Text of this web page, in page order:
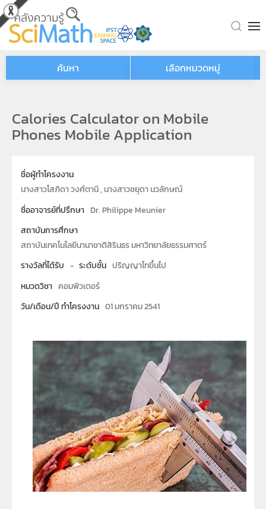
Skip to main content
ค้นหา เลือกหมวดหมู่
Calories Calculator on Mobile
Phones Mobile Application
ชื่อผู้ทำโครงงาน
นางสาวโสภิดา วงศ์ตานี , นางสาวชยุดา นวลักษณ์
ชื่ออาจารย์ที่ปรึกษา Dr. Philippe Meunier
สถาบันการศึกษา
สถาบันเทคโนโลยีนานาชาติสิรินธร มหาวิทยาลัยธรรมศาตร์
รางวัลที่ได้รับ - ระดับชั้น ปริญญาโทขึ้นไป
หมวดวิชา คอมพิวเตอร์
วัน/เดือน/ปี ทำโครงงาน 01 มกราคม 2541